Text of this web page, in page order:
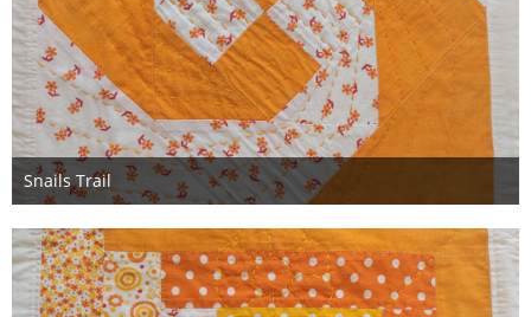
Snails Trail
29. März 2022